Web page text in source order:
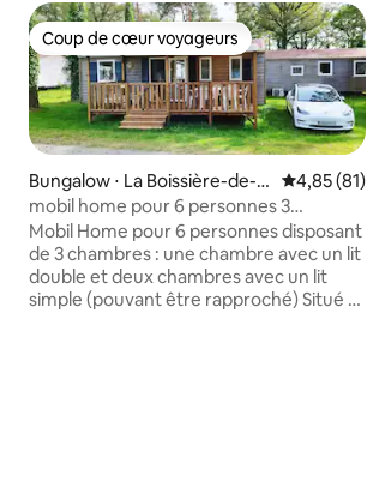
Coup de cœur voyageurs
Coup de cœur voyageurs
Bungalow ⋅ La Boissière-de-M
ontaigu
Évaluation
4,85 (81)
mobil home pour 6 personnes 3
chambres au calme
Mobil Home pour 6 personnes disposant
de 3 chambres : une chambre avec un lit
double et deux chambres avec un lit
simple (pouvant être rapproché) Situé à